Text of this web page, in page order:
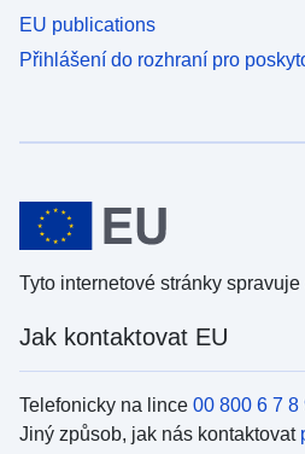
EU publications
Přihlášení do rozhraní pro
Tyto internetové stránky spravuje
Jak kontaktovat EU
Telefonicky na lince 00 800 6 7 8
Jiný způsob, jak nás kontaktovat